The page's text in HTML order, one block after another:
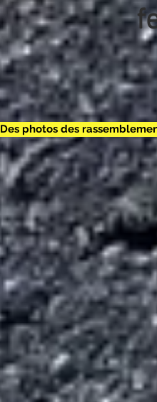
Des photos des